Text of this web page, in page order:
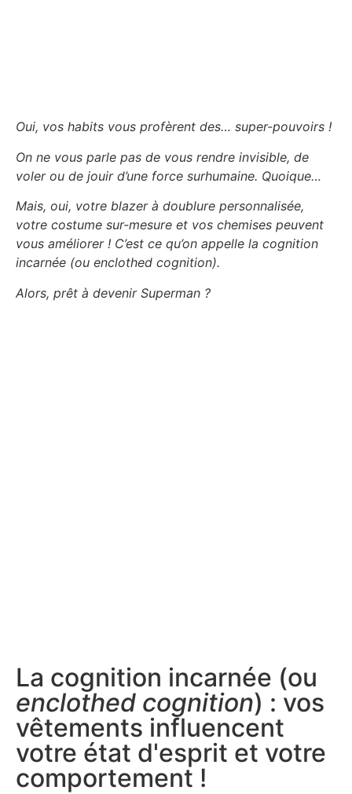
Oui, vos habits vous profèrent des… super-pouvoirs !
On ne vous parle pas de vous rendre invisible, de
voler ou de jouir d’une force surhumaine. Quoique…
Mais, oui, votre blazer à doublure personnalisée,
votre costume sur-mesure et vos chemises peuvent
vous améliorer ! C’est ce qu’on appelle la cognition
incarnée (ou enclothed cognition).
Alors, prêt à devenir Superman ?
La cognition incarnée (ou
enclothed cognition) : vos
vêtements influencent
votre état d'esprit et votre
comportement !